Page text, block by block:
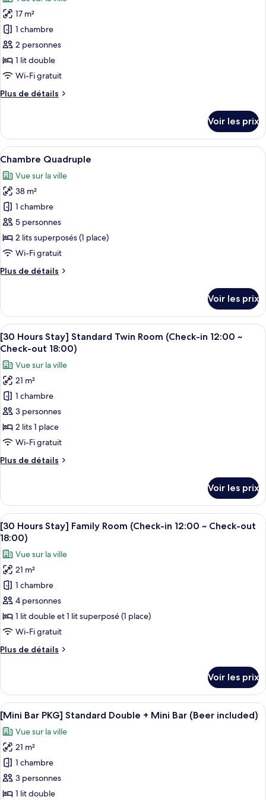
Triple
Standard
photos
pour
ce
type
de
chambre :
Chambre
17 m²
1 chambre
2 personnes
1 lit double
Wi-Fi gratuit
Plus de détails
Plus
le
type
de
Chambre
Double
(Semi)
Voir les prix
Afficher
toutes
les
photos
pour
ce
type
de
chambre :
Chambre
Une chambre d’hôtel moderne
10
Chambre Quadruple
Vue sur la ville
38 m²
1 chambre
5 personnes
2 lits superposés (1 place)
Wi-Fi gratuit
Plus de détails
Plus
le
type
de
chambre
Quadruple
Voir les prix
Afficher
toutes
les
photos
pour
ce
type
de
chambre :
Hours
Twin
Room
(Check-
in
12:00
~
Check-
out
18:00)
Une chambre d’hôtel avec deux
7
[30 Hours Stay] Standard Twin Room (Check-in 12:00 ~
Check-out 18:00)
Vue sur la ville
21 m²
1 chambre
3 personnes
2 lits 1 place
Wi-Fi gratuit
Plus de détails
Plus
le
type
de
chambre
Hours
Stay]
Standard
Twin
Room
in
12:00
Check-
Voir les prix
Afficher
toutes
les
photos
pour
ce
type
de
chambre :
Hours
Room
(Check-
in
12:00
~
Check-
out
18:00)
Un lit superposé avec une échelle,
6
[30 Hours Stay] Family Room (Check-in 12:00 ~ Check-out
18:00)
Vue sur la ville
21 m²
1 chambre
4 personnes
1 lit double et 1 lit superposé (1 place)
Wi-Fi gratuit
Plus de détails
Plus
le
type
de
chambre
[30
Hours
Stay]
Family
Room
(Check-
Voir les prix
Afficher
toutes
les
photos
pour
ce
type
Un présentoir de collations avec des
6
[Mini Bar PKG] Standard Double + Mini Bar (Beer included)
Vue sur la ville
21 m²
1 chambre
3 personnes
1 lit double